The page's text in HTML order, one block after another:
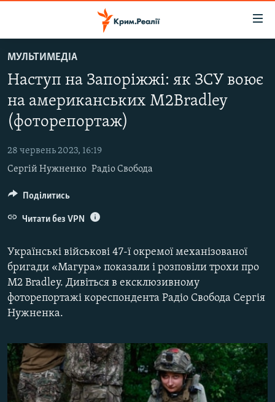
до
основного
матеріалу
Перейти
до
навігації
Перейти
пошуку
ВОДА.КРИМ
ВІДЕО ТА ФОТО
ПОЛІТИКА
БЛОГИ
ПОГЛЯД
ІНТЕРВ'Ю
ВСЕ ЗА ДЕНЬ
ДЕПОРТАЦІЯ
ВІДЕОУРОКИ «ELIFBE»
ІНФОГРАФІКА
ЯК ОБІЙТИ БЛОКУВАННЯ
Русский
Qırımtatar
ДОЛУЧАЙСЯ!
МУЛЬТИМЕДІА
Наступ на Запоріжжі: як ЗСУ воює
на американських M2Bradley
(фоторепортаж)
28 червень 2023, 16:19
Сергій Нужненко Радіо Свобода
Українські військові 47-ї окремої механізованої
бригади «Магура» показали і розповіли трохи про
M2 Bradley. Дивіться в ексклюзивному
фоторепортажі кореспондента Радіо Свобода Сергія
Нужненка.
Поділитись
Читати без VPN